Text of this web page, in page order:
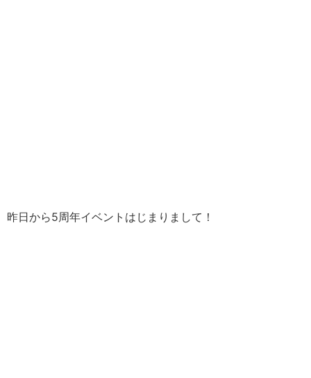
昨日から5周年イベントはじまりまして！